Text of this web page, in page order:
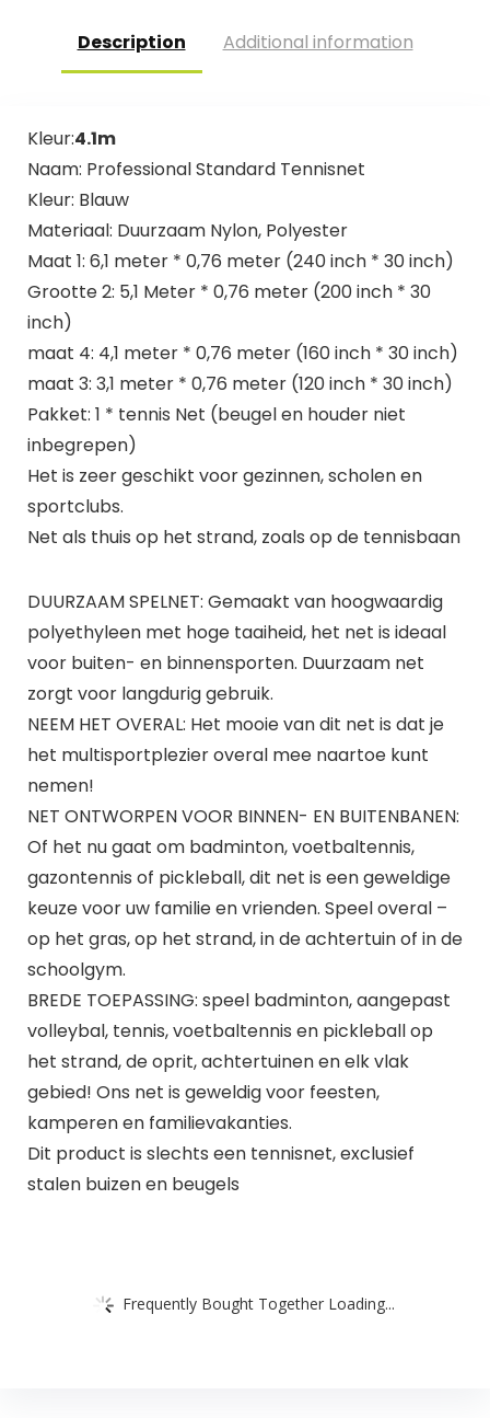
Description Additional information
Kleur:4.1m
Naam: Professional Standard Tennisnet
Kleur: Blauw
Materiaal: Duurzaam Nylon, Polyester
Maat 1: 6,1 meter * 0,76 meter (240 inch * 30 inch)
Grootte 2: 5,1 Meter * 0,76 meter (200 inch * 30
inch)
maat 4: 4,1 meter * 0,76 meter (160 inch * 30 inch)
maat 3: 3,1 meter * 0,76 meter (120 inch * 30 inch)
Pakket: 1 * tennis Net (beugel en houder niet
inbegrepen)
Het is zeer geschikt voor gezinnen, scholen en
sportclubs.
Net als thuis op het strand, zoals op de tennisbaan
DUURZAAM SPELNET: Gemaakt van hoogwaardig
polyethyleen met hoge taaiheid, het net is ideaal
voor buiten- en binnensporten. Duurzaam net
zorgt voor langdurig gebruik.
NEEM HET OVERAL: Het mooie van dit net is dat je
het multisportplezier overal mee naartoe kunt
nemen!
NET ONTWORPEN VOOR BINNEN- EN BUITENBANEN:
Of het nu gaat om badminton, voetbaltennis,
gazontennis of pickleball, dit net is een geweldige
keuze voor uw familie en vrienden. Speel overal –
op het gras, op het strand, in de achtertuin of in de
schoolgym.
BREDE TOEPASSING: speel badminton, aangepast
volleybal, tennis, voetbaltennis en pickleball op
het strand, de oprit, achtertuinen en elk vlak
gebied! Ons net is geweldig voor feesten,
kamperen en familievakanties.
Dit product is slechts een tennisnet, exclusief
stalen buizen en beugels
Frequently Bought Together Loading...